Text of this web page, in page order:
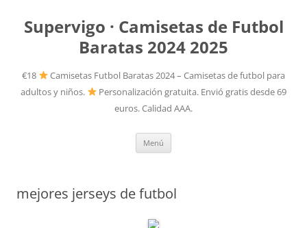
Supervigo · Camisetas de Futbol
Baratas 2024 2025
€18
Camisetas Futbol Baratas 2024 – Camisetas de futbol para
adultos y niños.
Personalización gratuita. Envió gratis desde 69
euros. Calidad AAA.
Menú
mejores jerseys de futbol